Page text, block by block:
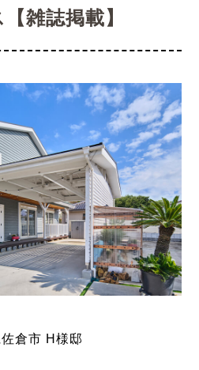
雑誌掲載】
倉市 H様邸